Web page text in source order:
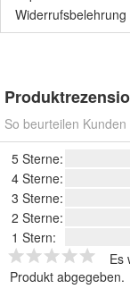
Widerrufsbelehrung
So beurteilen
5 Sterne:
4 Sterne:
3 Sterne:
2 Sterne:
1 Stern:
Es
Produkt abgegeben.